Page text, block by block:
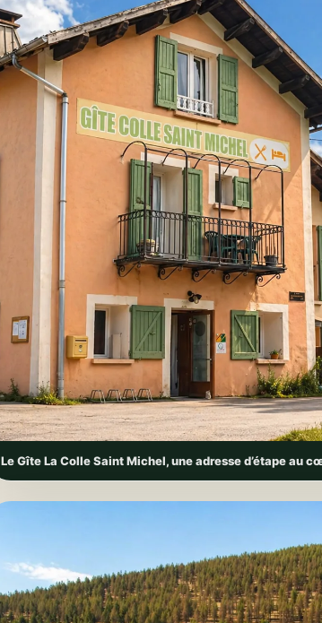
Le Gîte La Colle Saint Michel, une adresse d’étape au